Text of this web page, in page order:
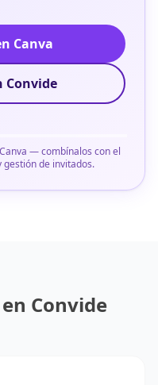
Canva
Convide
— combínalos con el
gestión de invitados.
Convide